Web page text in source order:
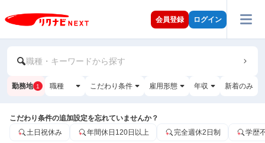
会員登録 ログイン
職種・キーワードから探す
勤務地 1 職種 こだわり条件 雇用形態 年収 新着のみ
こだわり条件の追加設定を忘れていませんか？
土日祝休み
年間休日120日以上 完全週休2日制 学歴